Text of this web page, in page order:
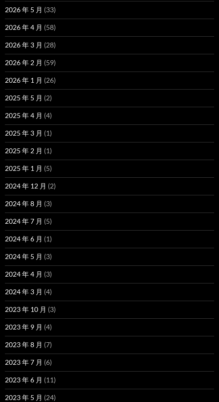
2026 年 5 月 (33)
2026 年 4 月 (58)
2026 年 3 月 (28)
2026 年 2 月 (59)
2026 年 1 月 (26)
2025 年 5 月 (2)
2025 年 4 月 (4)
2025 年 3 月 (1)
2025 年 2 月 (1)
2025 年 1 月 (5)
2024 年 12 月 (2)
2024 年 8 月 (3)
2024 年 7 月 (5)
2024 年 6 月 (1)
2024 年 5 月 (3)
2024 年 4 月 (3)
2024 年 3 月 (4)
2023 年 10 月 (3)
2023 年 9 月 (4)
2023 年 8 月 (7)
2023 年 7 月 (6)
2023 年 6 月 (11)
2023 年 5 月 (24)